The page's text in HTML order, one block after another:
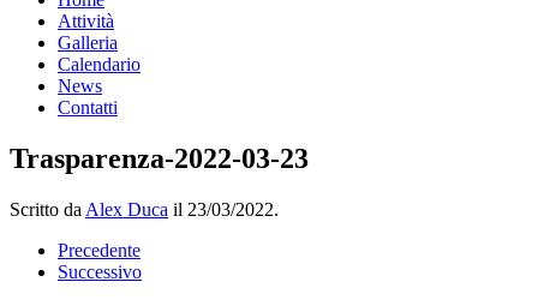
Attività
Galleria
Calendario
News
Contatti
Trasparenza-2022-03-23
Scritto da Alex Duca il 23/03/2022.
Precedente
Successivo